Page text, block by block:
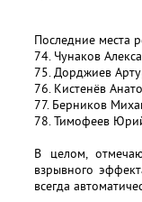
Последние места
74. Чунаков
75. Дорджиев
76. Кистенёв
77. Берников
78. Тимофеев
В целом,
взрывного
всегда